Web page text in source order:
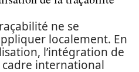
ne se
localement. En
l’intégration de
international